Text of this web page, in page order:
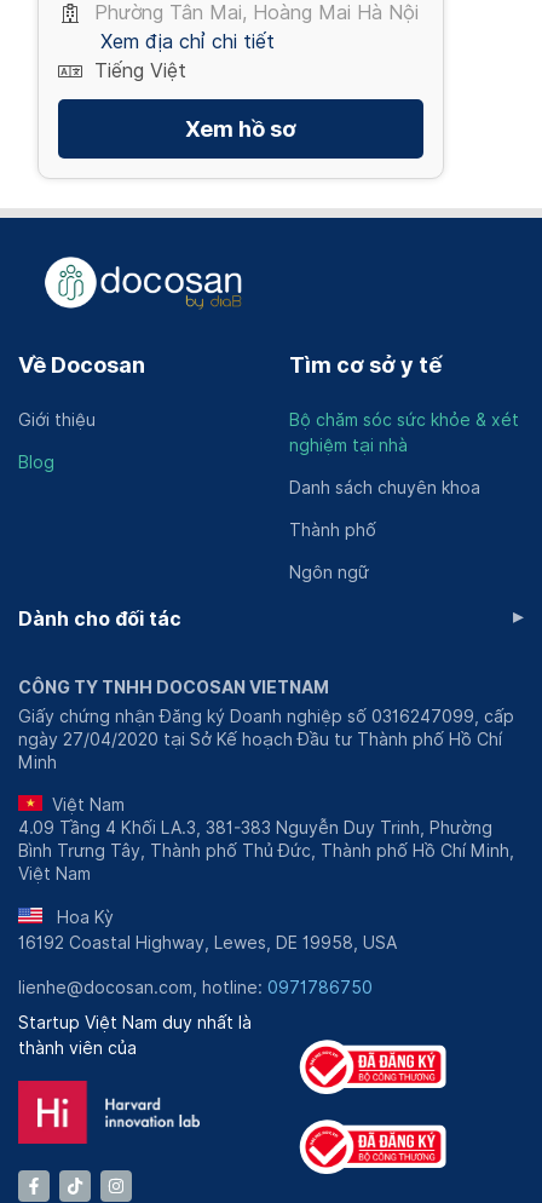
Phường Tân Mai, Hoàng Mai Hà Nội
Xem địa chỉ chi tiết
Tiếng Việt
Xem hồ sơ
Về Docosan
Giới thiệu
Blog
Tìm cơ sở y tế
Bộ chăm sóc sức khỏe & xét
nghiệm tại nhà
Danh sách chuyên khoa
Thành phố
Ngôn ngữ
Dành cho đối tác ▸
CÔNG TY TNHH DOCOSAN VIETNAM
Giấy chứng nhận Đăng ký Doanh nghiệp số 0316247099, cấp
ngày 27/04/2020 tại Sở Kế hoạch Đầu tư Thành phố Hồ Chí
Minh
Việt Nam
4.09 Tầng 4 Khối LA.3, 381-383 Nguyễn Duy Trinh, Phường
Bình Trưng Tây, Thành phố Thủ Đức, Thành phố Hồ Chí Minh,
Việt Nam
Hoa Kỳ
16192 Coastal Highway, Lewes, DE 19958, USA
lienhe@docosan.com, hotline: 0971786750
Startup Việt Nam duy nhất là
thành viên của